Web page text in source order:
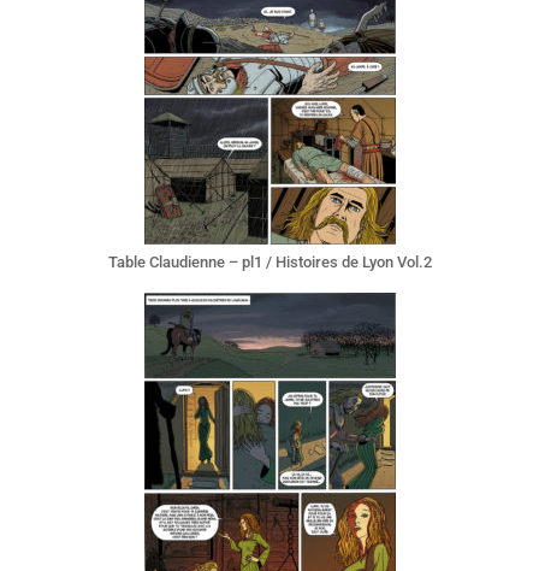
Table Claudienne – pl1 / Histoires de Lyon Vol.2